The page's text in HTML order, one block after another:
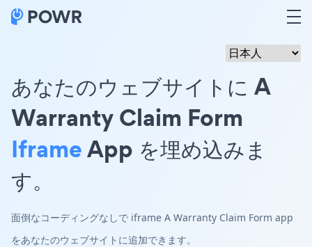
あなたのウェブサイトに A
Warranty Claim Form
IframeApp を埋め込みま
す。
面倒なコーディングなしで iframe A Warranty Claim Form app
をあなたのウェブサイトに追加できます。